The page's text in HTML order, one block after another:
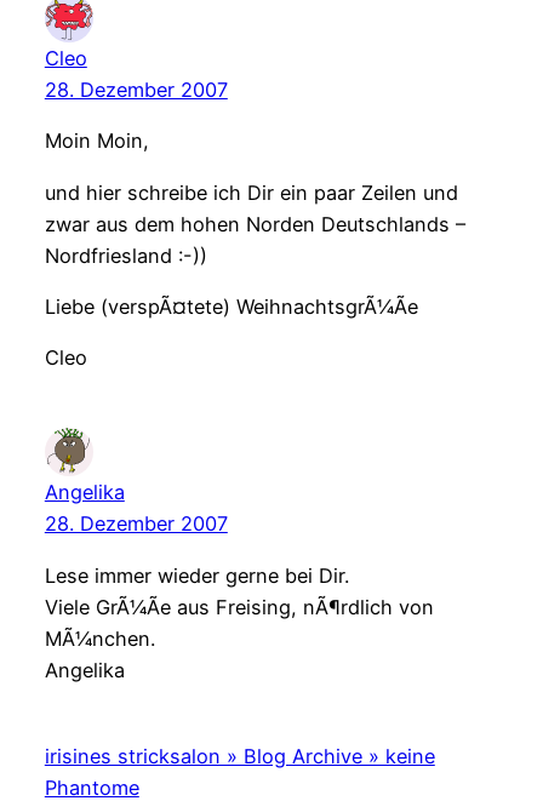
Cleo
28. Dezember 2007
Moin Moin,
und hier schreibe ich Dir ein paar Zeilen und
zwar aus dem hohen Norden Deutschlands –
Nordfriesland :-))
Liebe (verspÃ¤tete) WeihnachtsgrÃ¼Ãe
Cleo
Angelika
28. Dezember 2007
Lese immer wieder gerne bei Dir.
Viele GrÃ¼Ãe aus Freising, nÃ¶rdlich von
MÃ¼nchen.
Angelika
irisines stricksalon » Blog Archive » keine
Phantome